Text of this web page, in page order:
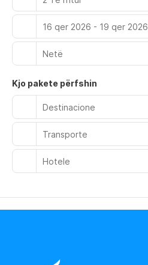
16 qer 2026 - 19 qer 2026
Netë
Kjo pakete përfshin
Destinacione
Transporte
Hotele